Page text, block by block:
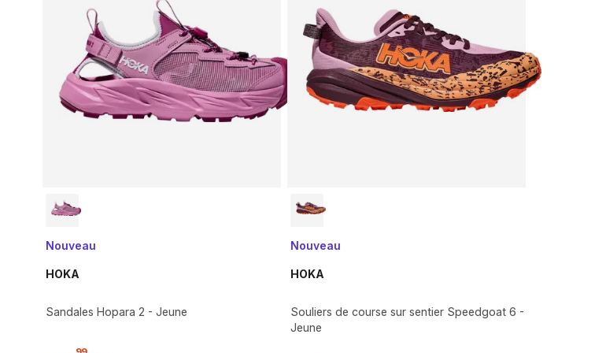
Nouveau
HOKA
Sandales Hopara 2 - Jeune
Nouveau
HOKA
Souliers de course sur sentier Speedgoat 6 -
Jeune